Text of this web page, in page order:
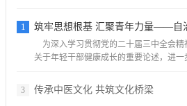
1 筑牢思想根基 汇聚青年力量——自
为深入学习贯彻党的二十届三中全会精
关于年轻干部健康成长的重要论述，进一
3 传承中医文化 共筑文化桥梁